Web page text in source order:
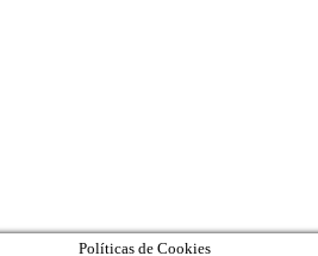
Políticas de Cookies